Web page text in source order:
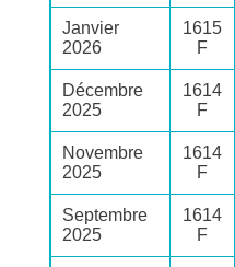
Janvier
2026
1615
F
Décembre
2025
1614
F
Novembre
2025
1614
F
Septembre
2025
1614
F